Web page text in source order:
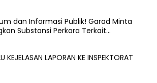
dan Informasi Publik! Garad Minta
Substansi Perkara Terkait
KEJELASAN LAPORAN KE INSPEKTORAT